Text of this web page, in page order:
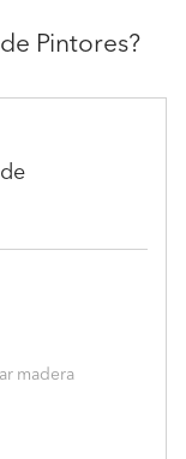
Pintores?
madera